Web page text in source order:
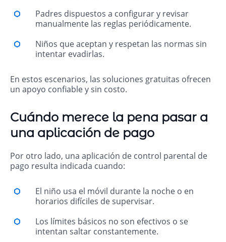
Padres dispuestos a configurar y revisar
manualmente las reglas periódicamente.
Niños que aceptan y respetan las normas sin
intentar evadirlas.
En estos escenarios, las soluciones gratuitas ofrecen
un apoyo confiable y sin costo.
Cuándo merece la pena pasar a
una aplicación de pago
Por otro lado, una aplicación de control parental de
pago resulta indicada cuando:
El niño usa el móvil durante la noche o en
horarios difíciles de supervisar.
Los límites básicos no son efectivos o se
intentan saltar constantemente.